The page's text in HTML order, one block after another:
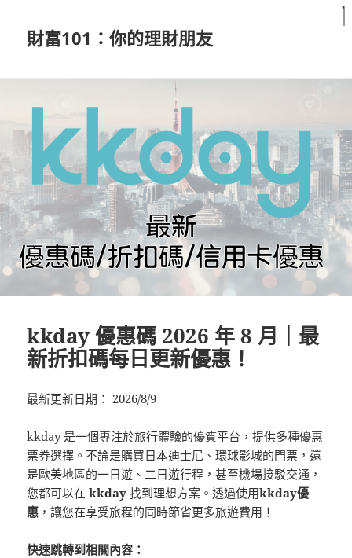
財富101：你的理財朋友
kkday 優惠碼 2026 年 8 月｜最
新折扣碼每日更新優惠！
最新更新日期： 2026/8/9
kkday 是一個專注於旅行體驗的優質平台，提供多種優惠
票券選擇。不論是購買日本迪士尼、環球影城的門票，還
是歐美地區的一日遊、二日遊行程，甚至機場接駁交通，
您都可以在kkday 找到理想方案。透過使用kkday優
惠 ，讓您在享受旅程的同時節省更多旅遊費用！
快速跳轉到相關內容：